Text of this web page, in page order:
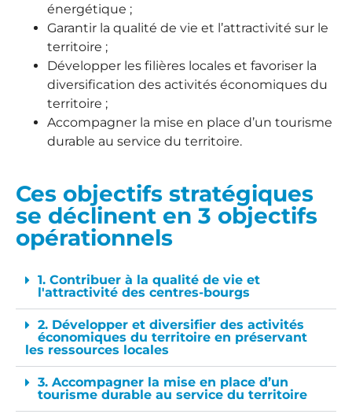
énergétique ;
Garantir la qualité de vie et l’attractivité sur le
territoire ;
Développer les filières locales et favoriser la
diversification des activités économiques du
territoire ;
Accompagner la mise en place d’un tourisme
durable au service du territoire.
Ces objectifs stratégiques
se déclinent en 3 objectifs
opérationnels
1. Contribuer à la qualité de vie et
l'attractivité des centres-bourgs
2. Développer et diversifier des activités
économiques du territoire en préservant
les ressources locales
3. Accompagner la mise en place d’un
tourisme durable au service du territoire